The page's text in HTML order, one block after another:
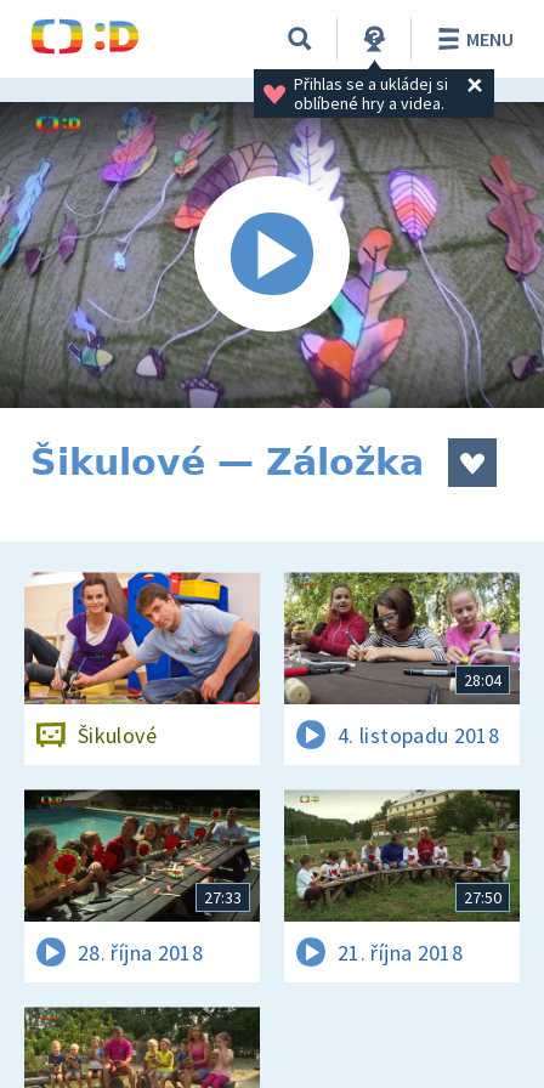
Přihlas se a ukládej si
oblíbené hry a videa.
MENU
Šikulové — Záložka
Šikulové
28:04
4. listopadu 2018
27:33
28. října 2018
27:50
21. října 2018